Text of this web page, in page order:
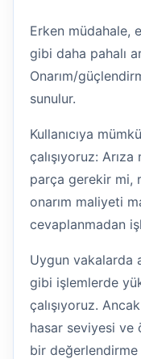
Erken müdahale,
gibi daha pahalı
Onarım/
sunulur.
Kullanıcıya
çalışıyoruz:
parça gerekir mi,
onarım maliyeti
cevaplanmadan
Uygun vakalarda
gibi işlemlerde
çalışıyoruz.
hasar seviyesi ve
bir değerlendirme